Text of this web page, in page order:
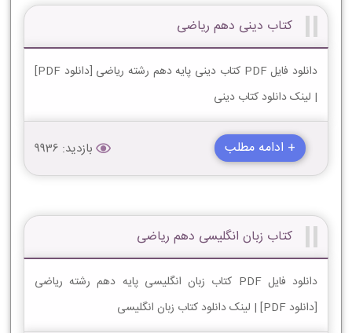
کتاب دینی دهم ریاضی
دانلود فایل PDF کتاب دینی پایه دهم رشته ریاضی [دانلود PDF]
| لینک دانلود کتاب دینی
+ ادامه مطلب بازدید: 9936
کتاب زبان انگلیسی دهم ریاضی
دانلود فایل PDF کتاب زبان انگلیسی پایه دهم رشته ریاضی
[دانلود PDF] | لینک دانلود کتاب زبان انگلیسی